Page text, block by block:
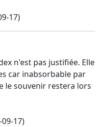
17)
n'est pas justifiée. Elle
car inabsorbable par
le souvenir restera lors
17)